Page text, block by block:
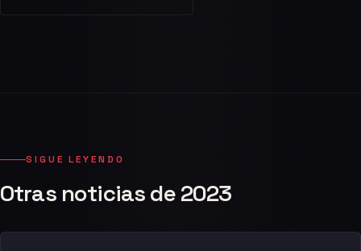
SIGUE LEYENDO
Otras noticias de 2023